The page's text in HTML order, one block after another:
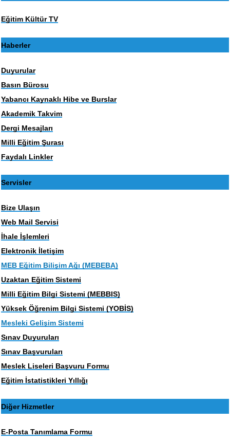
Eğitim Kültür TV
Haberler
Duyurular
Basın Bürosu
Yabancı Kaynaklı Hibe ve Burslar
Akademik Takvim
Dergi Mesajları
Milli Eğitim Şurası
Faydalı Linkler
Servisler
Bize Ulaşın
Web Mail Servisi
İhale İşlemleri
Elektronik İletişim
MEB Eğitim Bilişim Ağı (MEBEBA)
Uzaktan Eğitim Sistemi
Milli Eğitim Bilgi Sistemi (MEBBIS)
Yüksek Öğrenim Bilgi Sistemi (YOBİS)
Mesleki Gelişim Sistemi
Sınav Duyuruları
Sınav Başvuruları
Meslek Liseleri Başvuru Formu
Eğitim İstatistikleri Yıllığı
Diğer Hizmetler
E-Posta Tanımlama Formu